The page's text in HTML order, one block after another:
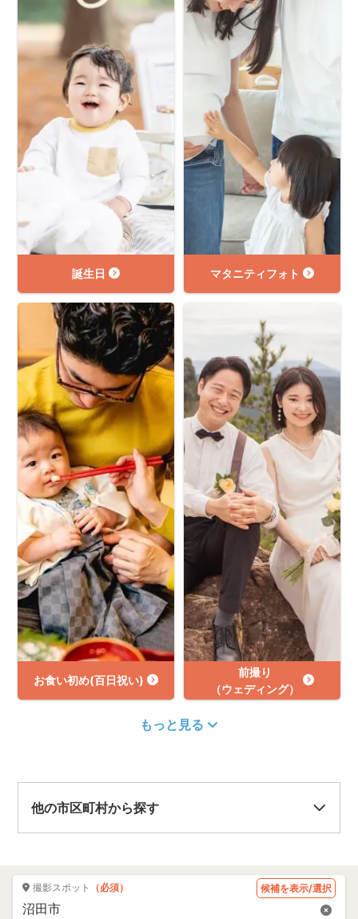
誕生日 マタニティフォト
お食い初め(百日祝い)
前撮り
（ウェディング）
もっと見る
他の市区町村から探す
撮影スポット （必須） 候補を表示/選択